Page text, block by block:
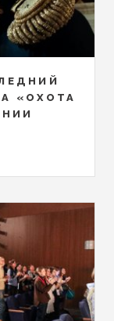
«ОХОТА